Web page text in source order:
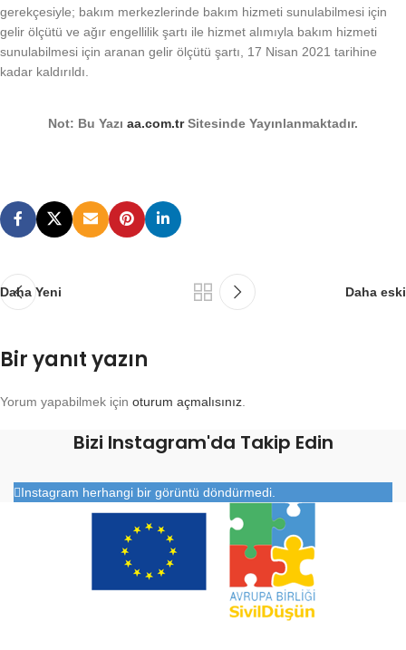
gerekçesiyle; bakım merkezlerinde bakım hizmeti sunulabilmesi için
gelir ölçütü ve ağır engellilik şartı ile hizmet alımıyla bakım hizmeti
sunulabilmesi için aranan gelir ölçütü şartı, 17 Nisan 2021 tarihine
kadar kaldırıldı.
Not: Bu Yazı aa.com.trSitesinde Yayınlanmaktadır.
Daha Yeni Daha eski
Bir yanıt yazın
Yorum yapabilmek için oturum açmalısınız
Bizi Instagram'da Takip Edin
Instagram herhangi bir görüntü döndürmedi.